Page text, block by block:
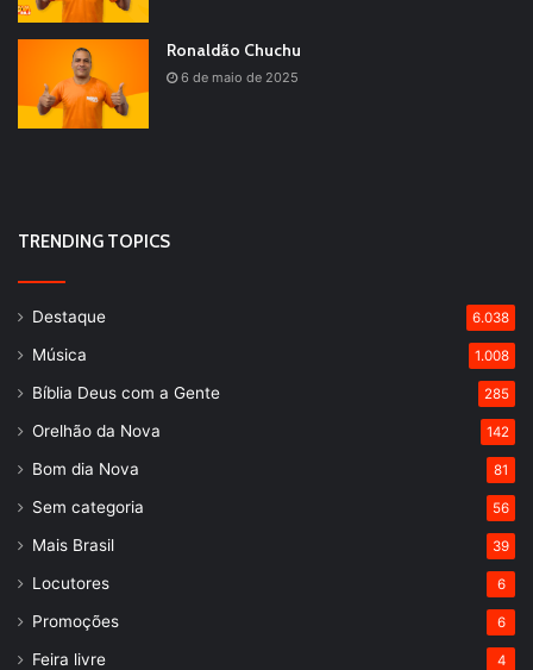
Ronaldão Chuchu
6 de maio de 2025
TRENDING TOPICS
Destaque 6.038
Música 1.008
Bíblia Deus com a Gente 285
Orelhão da Nova 142
Bom dia Nova 81
Sem categoria 56
Mais Brasil 39
Locutores 6
Promoções 6
Feira livre 4